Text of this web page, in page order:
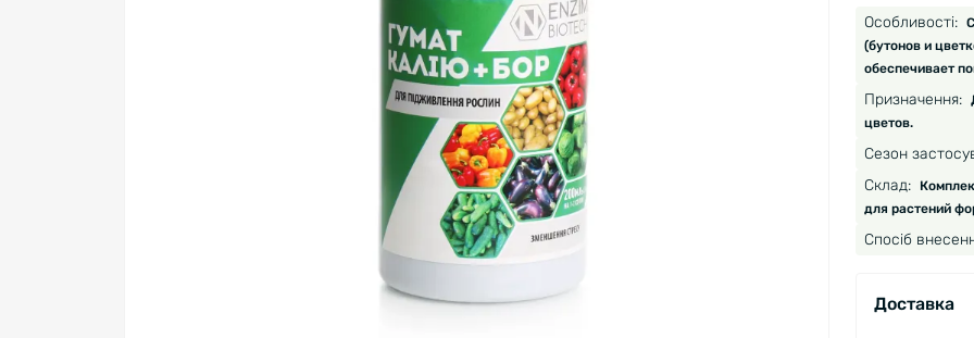
Особливості:
(бутонов и
обеспечивает
Призначення:
цветов.
Сезон
Склад:
для растений
Спосіб
Доставка